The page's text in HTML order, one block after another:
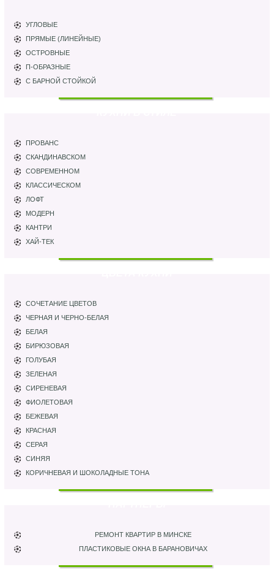
УГЛОВЫЕ
ПРЯМЫЕ (ЛИНЕЙНЫЕ)
ОСТРОВНЫЕ
П-ОБРАЗНЫЕ
С БАРНОЙ СТОЙКОЙ
ПРОВАНС
СКАНДИНАВСКОМ
СОВРЕМЕННОМ
КЛАССИЧЕСКОМ
ЛОФТ
МОДЕРН
КАНТРИ
ХАЙ-ТЕК
СОЧЕТАНИЕ ЦВЕТОВ
ЧЕРНАЯ И ЧЕРНО-БЕЛАЯ
БЕЛАЯ
БИРЮЗОВАЯ
ГОЛУБАЯ
ЗЕЛЕНАЯ
СИРЕНЕВАЯ
ФИОЛЕТОВАЯ
БЕЖЕВАЯ
КРАСНАЯ
СЕРАЯ
СИНЯЯ
КОРИЧНЕВАЯ И ШОКОЛАДНЫЕ ТОНА
РЕМОНТ КВАРТИР В МИНСКЕ
ПЛАСТИКОВЫЕ ОКНА В БАРАНОВИЧАХ